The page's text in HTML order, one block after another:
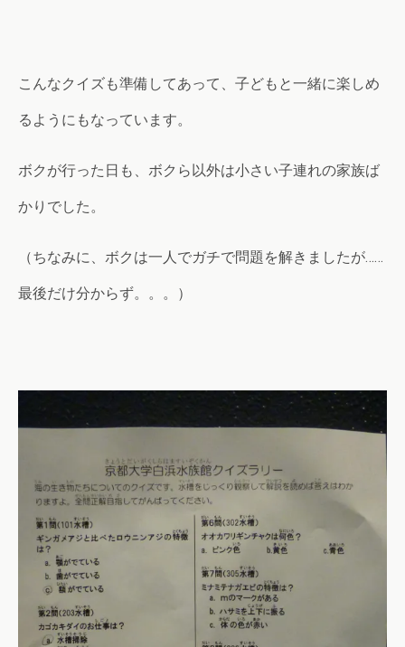
こんなクイズも準備してあって、子どもと一緒に楽しめ
るようにもなっています。
ボクが行った日も、ボクら以外は小さい子連れの家族ば
かりでした。
（ちなみに、ボクは一人でガチで問題を解きましたが……
最後だけ分からず。。。）